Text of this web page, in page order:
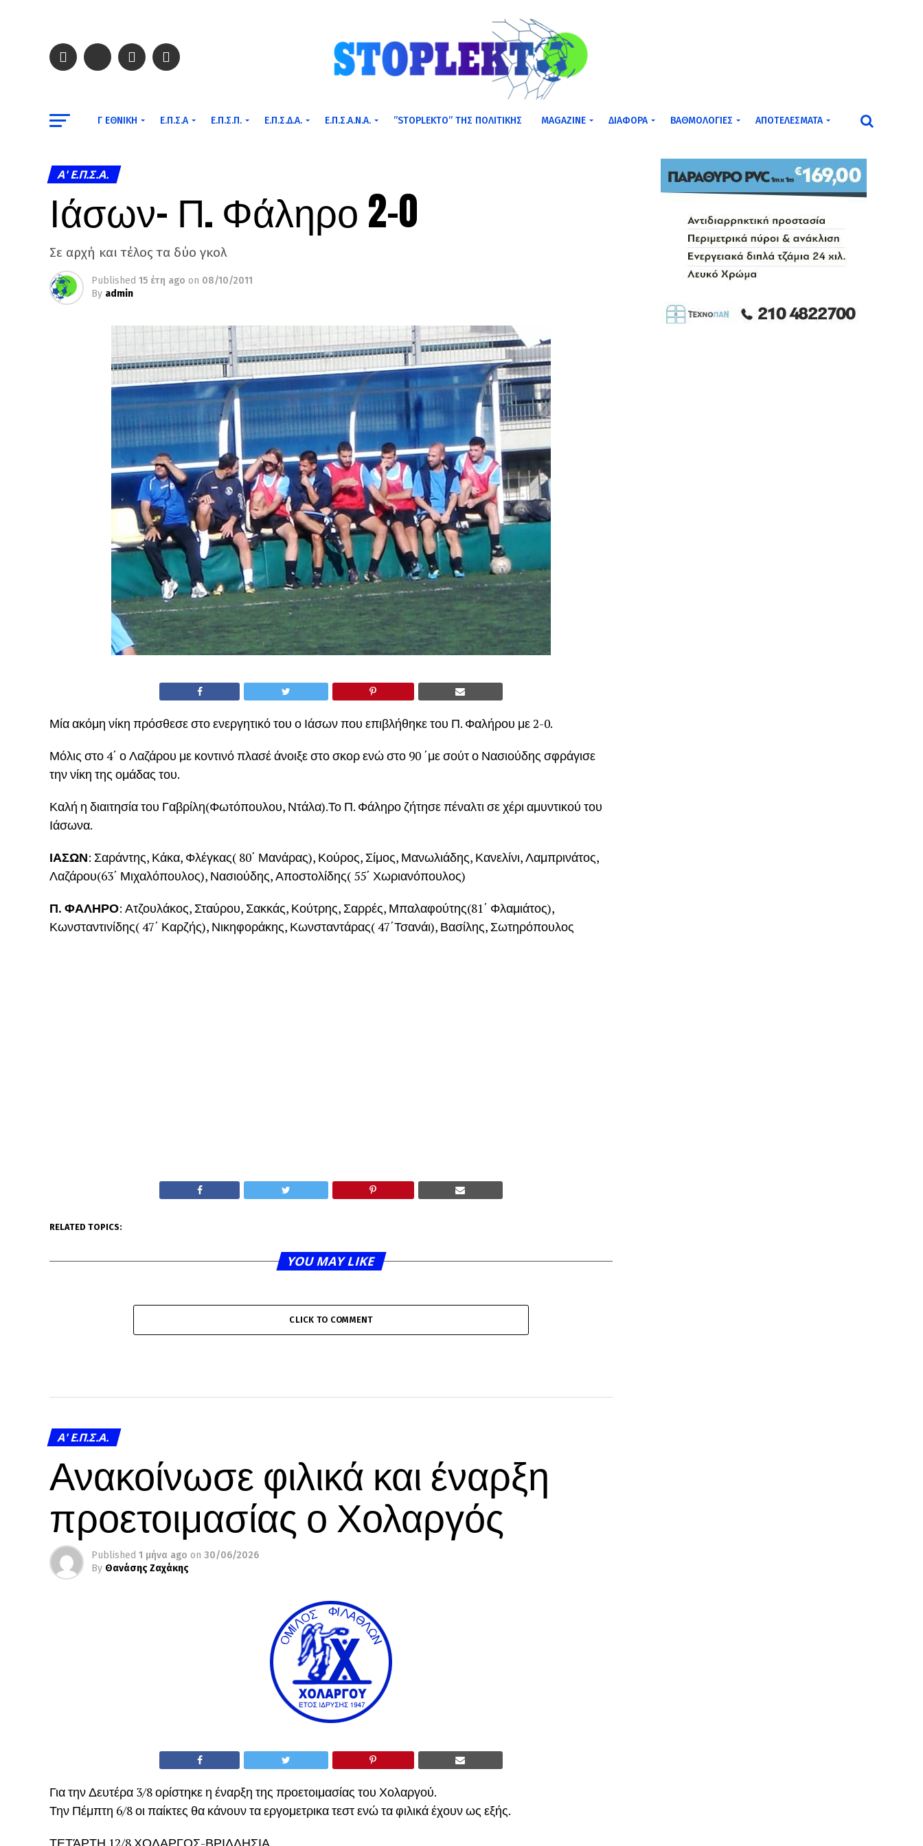
Γ ΕΘΝΙΚΉ Ε.Π.Σ.Α Ε.Π.Σ.Π. Ε.Π.Σ.Δ.Α. Ε.Π.Σ.Α.Ν.Α. ”STOPLEKTO” ΤΗΣ ΠΟΛΙΤΙΚΗΣ MAGAZINE ΔΙΆΦΟΡΑ ΒΑΘΜΟΛΟΓΊΕΣ ΑΠΟΤΕΛΈΣΜΑΤΑ
A' Ε.Π.Σ.Α.
Ιάσων- Π. Φάληρο 2-0
Σε αρχή και τέλος τα δύο γκολ
Published 15 έτη ago on 08/10/2011
By admin
Μία ακόμη νίκη πρόσθεσε στο ενεργητικό του ο Ιάσων που επιβλήθηκε του Π. Φαλήρου με 2-0.
Μόλις στο 4΄ ο Λαζάρου με κοντινό πλασέ άνοιξε στο σκορ ενώ στο 90 ΄με σούτ ο Νασιούδης σφράγισε
την νίκη της ομάδας του.
Καλή η διαιτησία του Γαβρίλη(Φωτόπουλου, Ντάλα).Το Π. Φάληρο ζήτησε πέναλτι σε χέρι αμυντικού του
Ιάσωνα.
ΙΑΣΩΝ: Σαράντης, Κάκα, Φλέγκας( 80΄ Μανάρας), Κούρος, Σίμος, Μανωλιάδης, Κανελίνι, Λαμπρινάτος,
Λαζάρου(63΄ Μιχαλόπουλος), Νασιούδης, Αποστολίδης( 55΄ Χωριανόπουλος)
Π. ΦΑΛΗΡΟ: Ατζουλάκος, Σταύρου, Σακκάς, Κούτρης, Σαρρές, Μπαλαφούτης(81΄ Φλαμιάτος),
Κωνσταντινίδης( 47΄ Καρζής), Νικηφοράκης, Κωνσταντάρας( 47΄Τσανάι), Βασίλης, Σωτηρόπουλος
RELATED TOPICS:
YOU MAY LIKE
CLICK TO COMMENT
A' Ε.Π.Σ.Α.
Ανακοίνωσε φιλικά και έναρξη
προετοιμασίας ο Χολαργός
Published 1 μήνα ago on 30/06/2026
By Θανάσης Ζαχάκης
Για την Δευτέρα 3/8 ορίστηκε η έναρξη της προετοιμασίας του Χολαργού.
Την Πέμπτη 6/8 οι παίκτες θα κάνουν τα εργομετρικα τεστ ενώ τα φιλικά έχουν ως εξής.